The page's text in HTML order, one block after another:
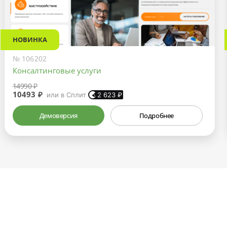
НОВИНКА
№ 106202
Консалтинговые услуги
14990 ₽
10493 ₽ или в Сплит 2 623₽
Демоверсия Подробнее